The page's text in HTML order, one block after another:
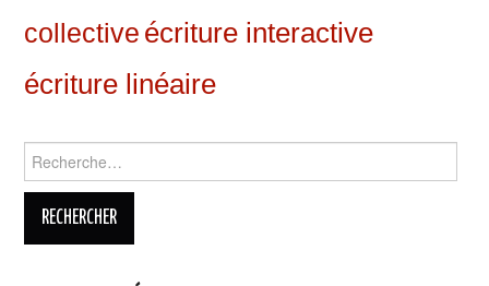
collective écriture interactive
écriture linéaire